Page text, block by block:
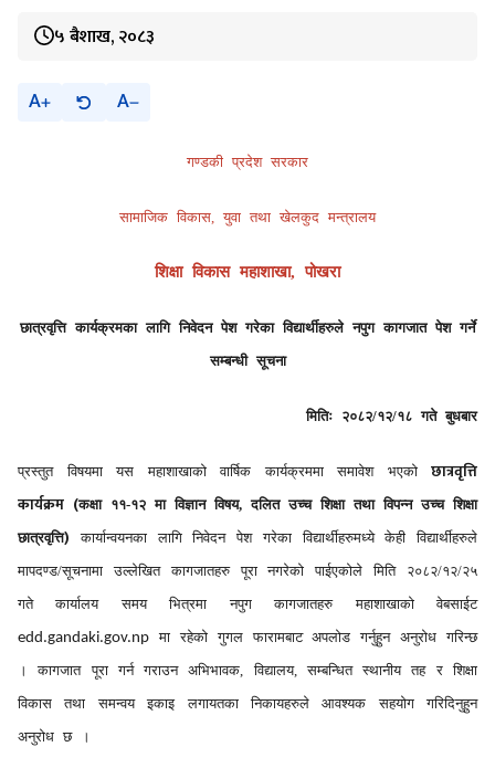
५ बैशाख, २०८३
A A
गण्डकी प्रदेश सरकार
सामाजिक विकास, युवा तथा खेलकुद मन्त्रालय
शिक्षा विकास महाशाखा, पोखरा
छात्रवृत्ति कार्यक्रमका लागि निवेदन पेश गरेका विद्यार्थीहरुले नपुग कागजात पेश गर्ने
सम्बन्धी सूचना
मितिः २०८२/१२/१८ गते बुधबार
प्रस्तुत विषयमा यस महाशाखाको वार्षिक कार्यक्रममा समावेश भएको छात्रवृत्ति
कार्यक्रम (कक्षा ११-१२ मा विज्ञान विषय, दलित उच्च शिक्षा तथा विपन्न उच्च शिक्षा
छात्रवृत्ति) कार्यान्वयनका लागि निवेदन पेश गरेका विद्यार्थीहरुमध्ये केही विद्यार्थीहरुले
मापदण्ड/सूचनामा उल्लेखित कागजातहरु पूरा नगरेको पाईएकोले मिति २०८२/१२/२५
गते कार्यालय समय भित्रमा नपुग कागजातहरु महाशाखाको वेबसाईट
edd.gandaki.gov.npमा रहेको गुगल फारामबाट अपलोड गर्नुहुन अनुरोध गरिन्छ
। कागजात पूरा गर्न गराउन अभिभावक, विद्यालय, सम्बन्धित स्थानीय तह र शिक्षा
विकास तथा समन्वय इकाइ लगायतका निकायहरुले आवश्यक सहयोग गरिदिनुहुन
अनुरोध छ ।